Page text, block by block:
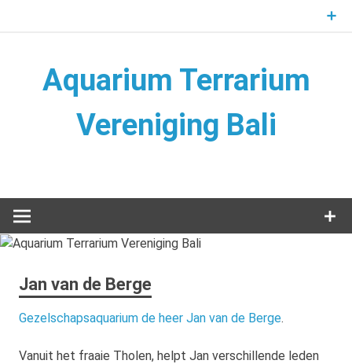
Aquarium Terrarium
Vereniging Bali
Jan van de Berge
Gezelschapsaquarium de heer Jan van de Berge.
Vanuit het fraaie Tholen, helpt Jan verschillende leden